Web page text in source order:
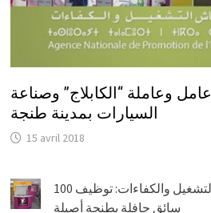
أنابيك: تشغيل 315 عامل وعاملة “الكابلاج” وصناعة
السيارات بمدينة طنجة
15 avril 2018
الوكالة الوطنية لإنعاش التشغيل والكفاءات: توظيف 100
سائق حافلة بطنجة أصيلة